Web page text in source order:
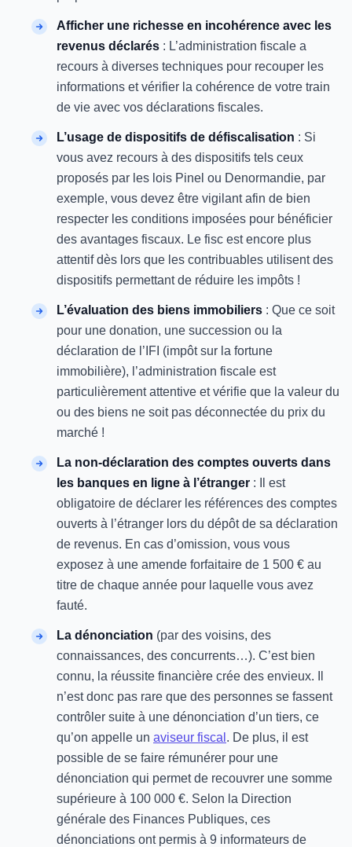
Afficher une richesse en incohérence avec les
revenus déclarés : L’administration fiscale a
recours à diverses techniques pour recouper les
informations et vérifier la cohérence de votre train
de vie avec vos déclarations fiscales.
L’usage de dispositifs de défiscalisation : Si
vous avez recours à des dispositifs tels ceux
proposés par les lois Pinel ou Denormandie, par
exemple, vous devez être vigilant afin de bien
respecter les conditions imposées pour bénéficier
des avantages fiscaux. Le fisc est encore plus
attentif dès lors que les contribuables utilisent des
dispositifs permettant de réduire les impôts !
L’évaluation des biens immobiliers : Que ce soit
pour une donation, une succession ou la
déclaration de l’IFI (impôt sur la fortune
immobilière), l’administration fiscale est
particulièrement attentive et vérifie que la valeur du
ou des biens ne soit pas déconnectée du prix du
marché !
La non-déclaration des comptes ouverts dans
les banques en ligne à l’étranger : Il est
obligatoire de déclarer les références des comptes
ouverts à l’étranger lors du dépôt de sa déclaration
de revenus. En cas d’omission, vous vous
exposez à une amende forfaitaire de 1 500 € au
titre de chaque année pour laquelle vous avez
fauté.
La dénonciation (par des voisins, des
connaissances, des concurrents…). C’est bien
connu, la réussite financière crée des envieux. Il
n’est donc pas rare que des personnes se fassent
contrôler suite à une dénonciation d’un tiers, ce
qu’on appelle un aviseur fiscal . De plus, il est
possible de se faire rémunérer pour une
dénonciation qui permet de recouvrer une somme
supérieure à 100 000 €. Selon la Direction
générale des Finances Publiques, ces
dénonciations ont permis à 9 informateurs de